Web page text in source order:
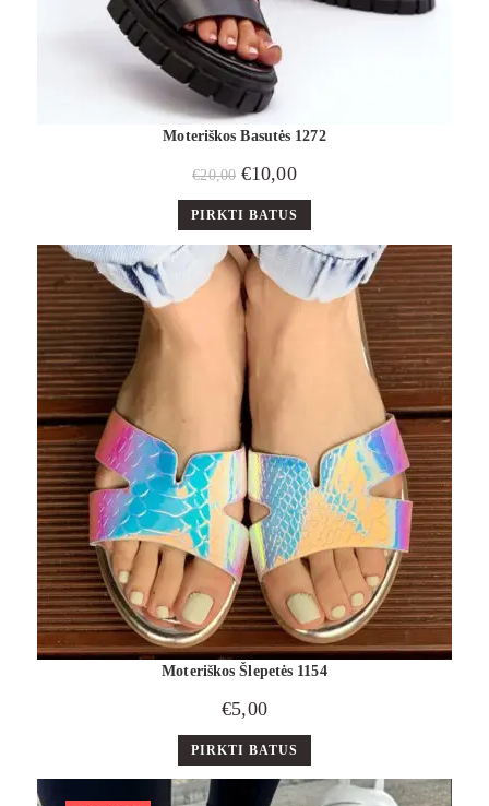
Moteriškos Basutės 1272
€20,00 €10,00
PIRKTI BATUS
Moteriškos Šlepetės 1154
€5,00
PIRKTI BATUS